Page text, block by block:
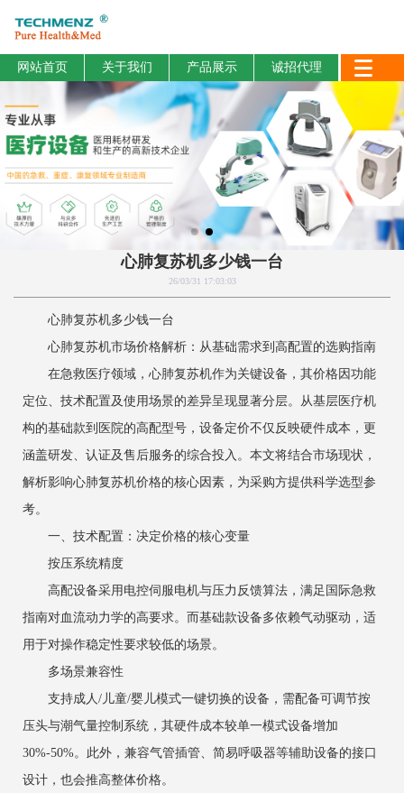
网站首页 关于我们 产品展示 诚招代理
心肺复苏机多少钱一台
26/03/31 17:03:03
心肺复苏机多少钱一台
心肺复苏机市场价格解析：从基础需求到高配置的选购指南
在急救医疗领域，心肺复苏机作为关键设备，其价格因功能
定位、技术配置及使用场景的差异呈现显著分层。从基层医疗机
构的基础款到医院的高配型号，设备定价不仅反映硬件成本，更
涵盖研发、认证及售后服务的综合投入。本文将结合市场现状，
解析影响心肺复苏机价格的核心因素，为采购方提供科学选型参
考。
一、技术配置：决定价格的核心变量
按压系统精度
高配设备采用电控伺服电机与压力反馈算法，满足国际急救
指南对血流动力学的高要求。而基础款设备多依赖气动驱动，适
用于对操作稳定性要求较低的场景。
多场景兼容性
支持成人/儿童/婴儿模式一键切换的设备，需配备可调节按
压头与潮气量控制系统，其硬件成本较单一模式设备增加
30%-50%。此外，兼容气管插管、简易呼吸器等辅助设备的接口
设计，也会推高整体价格。